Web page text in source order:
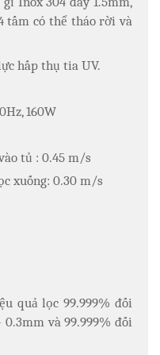
tấm có thể tháo rời và
hấp thụ tia UV.
160W
tủ : 0.45 m/s
xuống: 0.30 m/s
quả lọc 99.999% đối
và 99.999% đối